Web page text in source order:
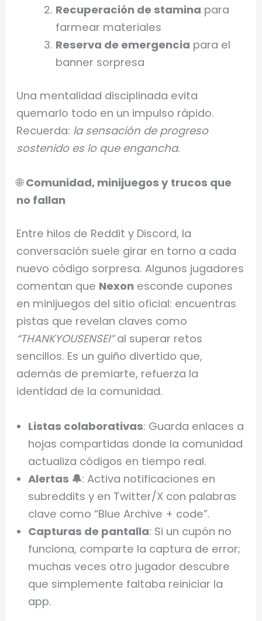
Recuperación de stamina para
farmear materiales
Reserva de emergencia para el
banner sorpresa
Una mentalidad disciplinada evita
quemarlo todo en un impulso rápido.
Recuerda: la sensación de progreso
sostenido es lo que engancha.
🌐Comunidad, minijuegos y trucos que
no fallan
Entre hilos de Reddit y Discord, la
conversación suele girar en torno a cada
nuevo código sorpresa. Algunos jugadores
comentan que Nexon esconde cupones
en minijuegos del sitio oficial: encuentras
pistas que revelan claves como
“THANKYOUSENSEI”al superar retos
sencillos. Es un guiño divertido que,
además de premiarte, refuerza la
identidad de la comunidad.
Listas colaborativas: Guarda enlaces a
hojas compartidas donde la comunidad
actualiza códigos en tiempo real.
Alertas 🔔: Activa notificaciones en
subreddits y en Twitter/X con palabras
clave como “Blue Archive + code”.
Capturas de pantalla: Si un cupón no
funciona, comparte la captura de error;
muchas veces otro jugador descubre
que simplemente faltaba reiniciar la
app.